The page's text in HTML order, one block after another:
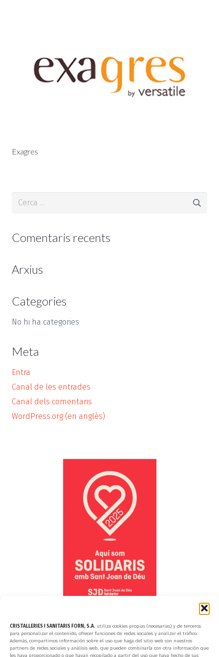
CRISTALLERIES I SANITARIS FORN, S.A. utiliza cookies propias (necesarias) y de terceros
para personalizar el contenido, ofrecer funciones de redes sociales y analizar el tráfico.
Además, compartimos información sobre el uso que haga del sitio web con nuestros
partners de redes sociales y análisis web, que pueden combinarla con otra información que
les haya proporcionado o que hayan recopilado a partir del uso que haya hecho de sus
Exagres
Cerca:
Comentaris recents
Arxius
Categories
No hi ha categories
Meta
Entra
Canal de les entrades
Canal dels comentaris
WordPress.org (en anglès)
© 2024 Cristalleries i Sanitaris Forn, S.A.· Tots els drets reservats